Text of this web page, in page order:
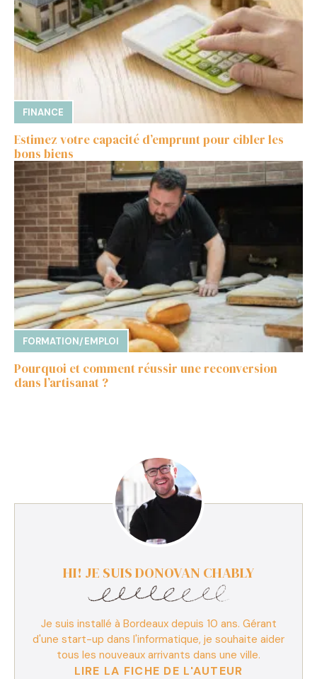
FINANCE
Estimez votre capacité d’emprunt pour cibler les
bons biens
FORMATION/EMPLOI
Pourquoi et comment réussir une reconversion
dans l’artisanat ?
HI! JE SUIS DONOVAN CHABLY
Je suis installé à Bordeaux depuis 10 ans. Gérant
d'une start-up dans l'informatique, je souhaite aider
tous les nouveaux arrivants dans une ville.
LIRE LA FICHE DE L'AUTEUR